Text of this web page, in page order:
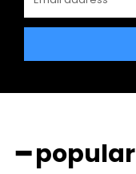
━ popular